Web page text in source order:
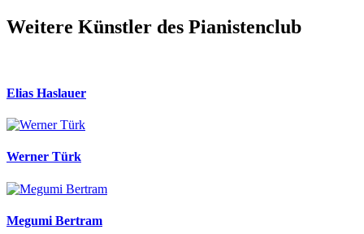
Weitere Künstler des Pianistenclub
Elias Haslauer
Werner Türk
Megumi Bertram